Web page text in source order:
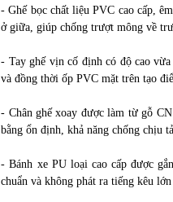
- Ghế bọc chất liệu PVC cao cấp,
ở giữa, giúp chống trượt mông về
- Tay ghế vịn cố định có độ cao
và đồng thời ốp PVC mặt trên tạo
- Chân ghế xoay được làm từ gỗ
bằng ổn định, khả năng chống chịu
- Bánh xe PU loại cao cấp được
chuẩn và không phát ra tiếng kêu